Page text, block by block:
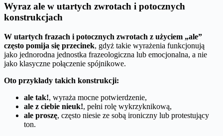
Wyraz ale w utartych zwrotach i potocznych
konstrukcjach
W utartych frazach i potocznych zwrotach z użyciem „ale”
często pomija się przecinek, gdyż takie wyrażenia funkcjonują
jako jednorodna jednostka frazeologiczna lub emocjonalna, a nie
jako klasyczne połączenie spójnikowe.
Oto przykłady takich konstrukcji:
ale tak!, wyraża mocne potwierdzenie,
ale z ciebie nieuk!, pełni rolę wykrzyknikową,
ale proszę, często niesie ze sobą ironiczny lub protestujący
ton.